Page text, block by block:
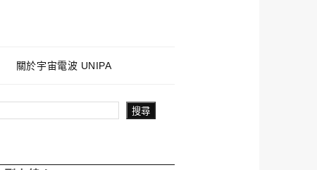
關於宇宙電波 UNIPA
搜尋